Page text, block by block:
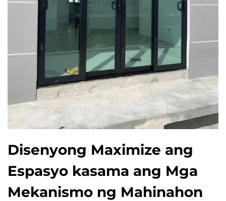
Disenyong Maximize ang
Espasyo kasama ang Mga
Mekanismo ng Mahinahon